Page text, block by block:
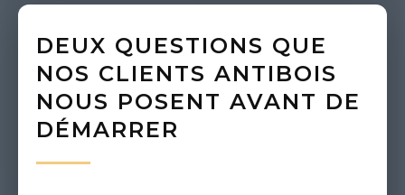
DEUX QUESTIONS QUE
NOS CLIENTS ANTIBOIS
NOUS POSENT AVANT DE
DÉMARRER